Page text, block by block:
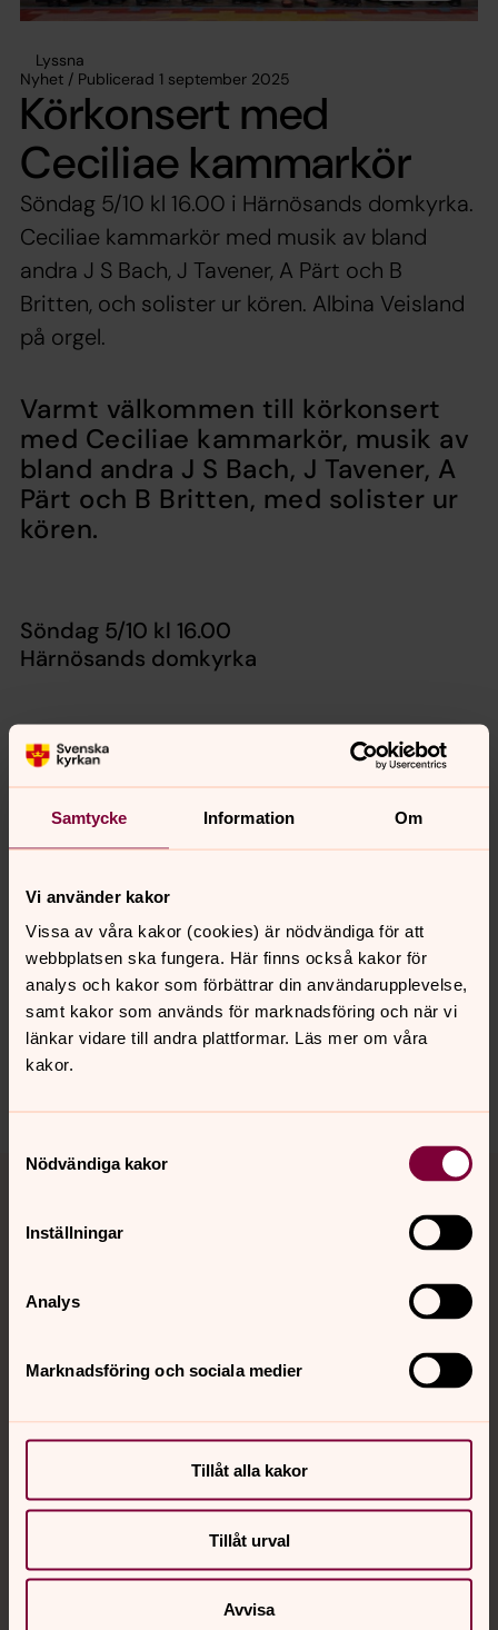
Samtycke Information Om
Vi använder kakor
Vissa av våra kakor (cookies) är nödvändiga för att
webbplatsen ska fungera. Här finns också kakor för
analys och kakor som förbättrar din användarupplevelse,
samt kakor som används för marknadsföring och när vi
länkar vidare till andra plattformar. Läs mer om våra
kakor.
Nödvändiga kakor
Inställningar
Analys
Marknadsföring och sociala medier
Tillåt alla kakor
Tillåt urval
Avvisa
Lyssna
Nyhet / Publicerad 1 september 2025
Körkonsert med
Ceciliae kammarkör
Söndag 5/10 kl 16.00 i Härnösands domkyrka.
Ceciliae kammarkör med musik av bland
andra J S Bach, J Tavener, A Pärt och B
Britten, och solister ur kören. Albina Veisland
på orgel.
Varmt välkommen till körkonsert
med Ceciliae kammarkör, musik av
bland andra J S Bach, J Tavener, A
Pärt och B Britten, med solister ur
kören.
Söndag 5/10 kl 16.00
Härnösands domkyrka
Dirigent Pernilla Backlund
Organist Albina Veisland
Synpunkter eller frågor på sidans
innehåll?
harnosand.pastorat@svenskakyrkan.se
Tillbaka till toppen
Tillbaka till innehållet
Kalender
Hitta snabbt